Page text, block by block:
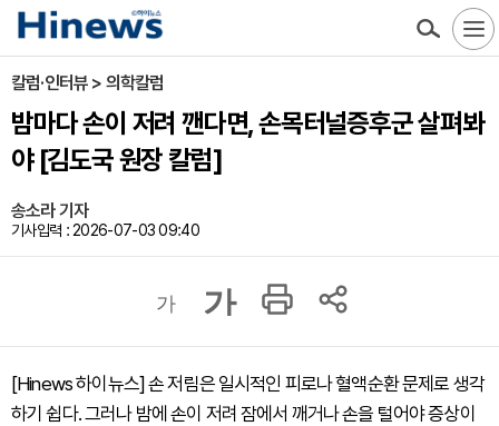
칼럼·인터뷰 > 의학칼럼
밤마다 손이 저려 깬다면, 손목터널증후군 살펴봐
야 [김도국 원장 칼럼]
송소라 기자
기사입력 : 2026-07-03 09:40
가 가
[Hinews 하이뉴스] 손 저림은 일시적인 피로나 혈액순환 문제로 생각
하기 쉽다. 그러나 밤에 손이 저려 잠에서 깨거나 손을 털어야 증상이